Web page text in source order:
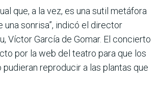
que, a la vez, es una sutil metáfora
una sonrisa”, indicó el director
Víctor García de Gomar. El concierto
por la web del teatro para que los
reproducir a las plantas que